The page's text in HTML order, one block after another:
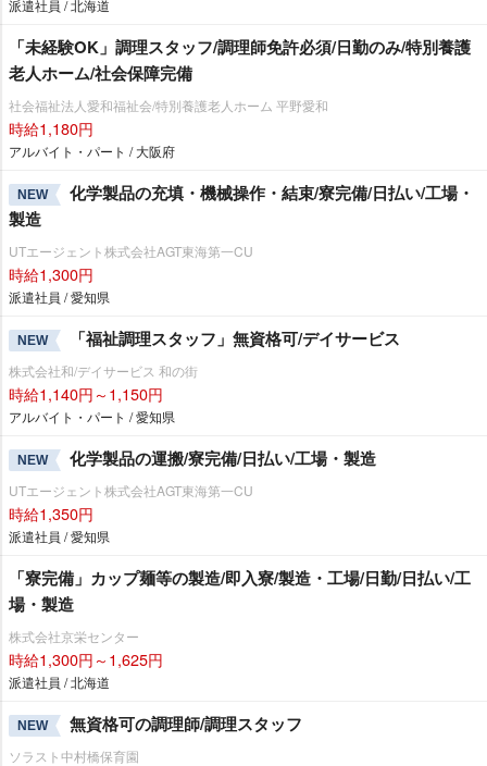
派遣社員 / 北海道
「未経験OK」調理スタッフ/調理師免許必須/日勤のみ/特別養護
老人ホーム/社会保障完備
社会福祉法人愛和福祉会/特別養護老人ホーム 平野愛和
時給1,180円
アルバイト・パート / 大阪府
NEW
化学製品の充填・機械操作・結束/寮完備/日払い/工場・
製造
UTエージェント株式会社AGT東海第一CU
時給1,300円
派遣社員 / 愛知県
NEW 「福祉調理スタッフ」無資格可/デイサービス
株式会社和/デイサービス 和の街
時給1,140円～1,150円
アルバイト・パート / 愛知県
NEW 化学製品の運搬/寮完備/日払い/工場・製造
UTエージェント株式会社AGT東海第一CU
時給1,350円
派遣社員 / 愛知県
「寮完備」カップ麺等の製造/即入寮/製造・工場/日勤/日払い/工
場・製造
株式会社京栄センター
時給1,300円～1,625円
派遣社員 / 北海道
NEW 無資格可の調理師/調理スタッフ
ソラスト中村橋保育園